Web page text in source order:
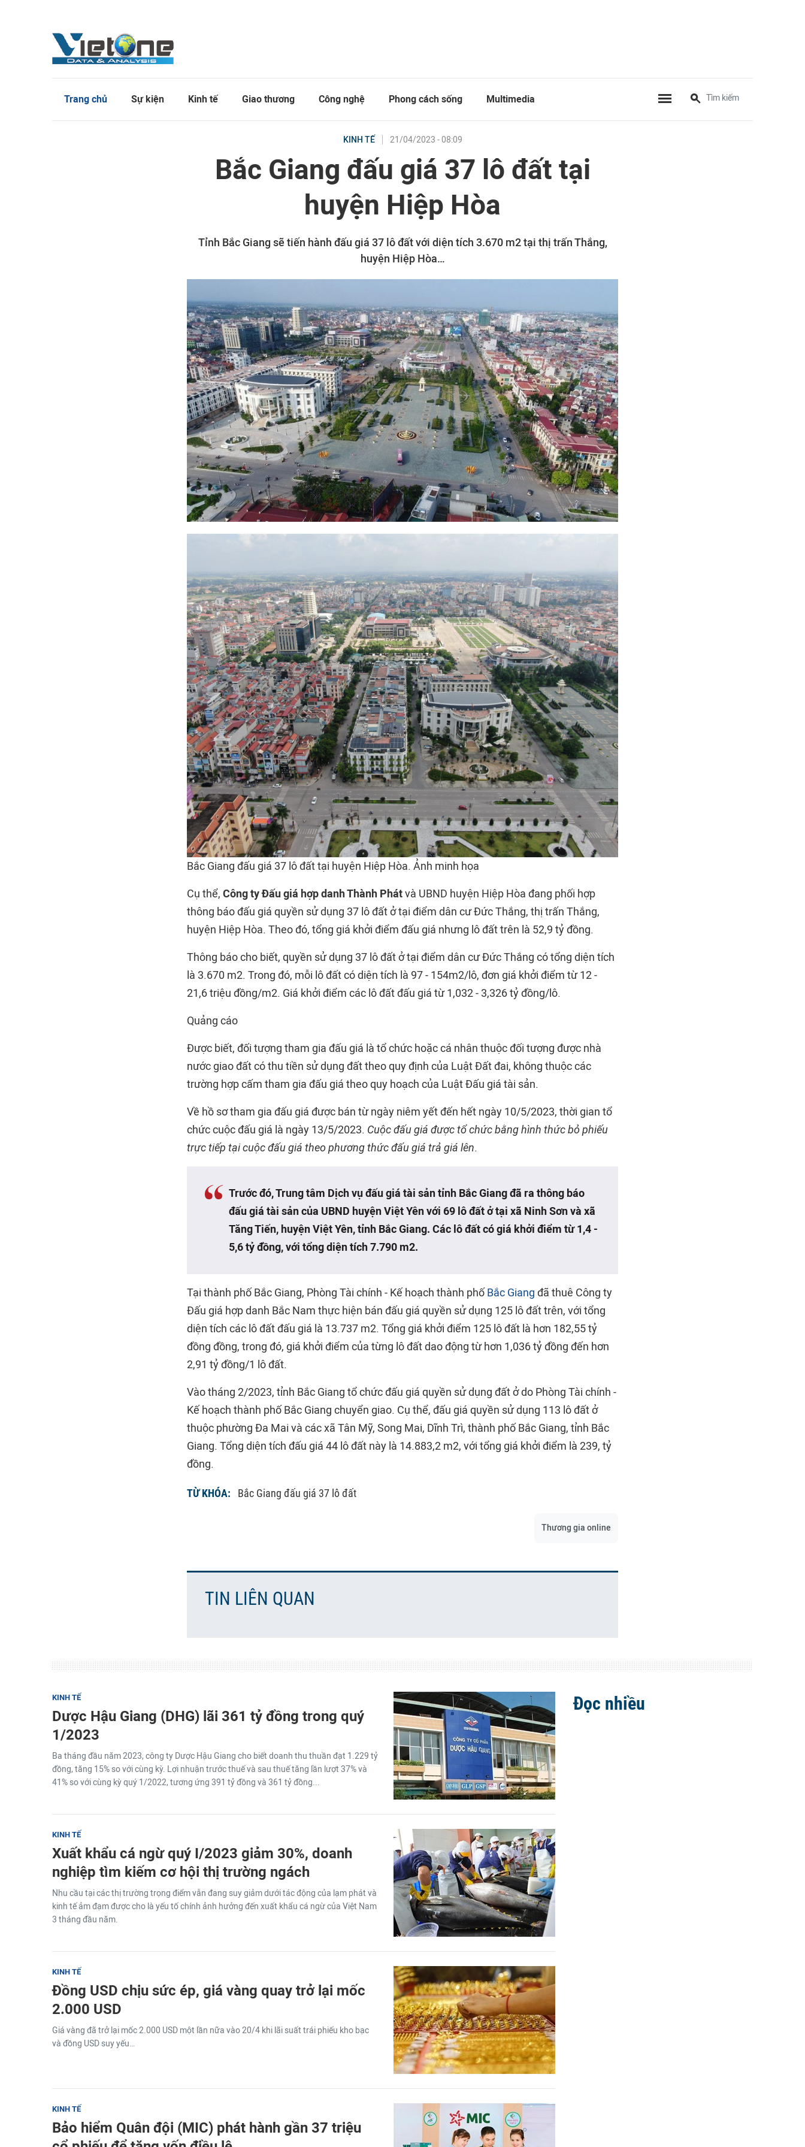
Trang chủ Sự kiện Kinh tế Giao thương Công nghệ Phong cách sống Multimedia
KINH TẾ 21/04/2023 - 08:09
Bắc Giang đấu giá 37 lô đất tại
huyện Hiệp Hòa
Tỉnh Bắc Giang sẽ tiến hành đấu giá 37 lô đất với diện tích 3.670 m2 tại thị trấn Thắng,
huyện Hiệp Hòa…
Bắc Giang đấu giá 37 lô đất tại huyện Hiệp Hòa. Ảnh minh họa
Cụ thể, Công ty Đấu giá hợp danh Thành Phátvà UBND huyện Hiệp Hòa đang phối hợp
thông báo đấu giá quyền sử dụng 37 lô đất ở tại điểm dân cư Đức Thắng, thị trấn Thắng,
huyện Hiệp Hòa. Theo đó, tổng giá khởi điểm đấu giá nhưng lô đất trên là 52,9 tỷ đồng.
Thông báo cho biết, quyền sử dụng 37 lô đất ở tại điểm dân cư Đức Thắng có tổng diện tích
là 3.670 m2. Trong đó, mỗi lô đất có diện tích là 97 - 154m2/lô, đơn giá khởi điểm từ 12 -
21,6 triệu đồng/m2. Giá khởi điểm các lô đất đấu giá từ 1,032 - 3,326 tỷ đồng/lô.
Quảng cáo
Được biết, đối tượng tham gia đấu giá là tổ chức hoặc cá nhân thuộc đối tượng được nhà
nước giao đất có thu tiền sử dụng đất theo quy định của Luật Đất đai, không thuộc các
trường hợp cấm tham gia đấu giá theo quy hoạch của Luật Đấu giá tài sản.
Về hồ sơ tham gia đấu giá được bán từ ngày niêm yết đến hết ngày 10/5/2023, thời gian tổ
chức cuộc đấu giá là ngày 13/5/2023. Cuộc đấu giá được tổ chức bằng hình thức bỏ phiếu
trực tiếp tại cuộc đấu giá theo phương thức đấu giá trả giá lên.
Trước đó, Trung tâm Dịch vụ đấu giá tài sản tỉnh Bắc Giang đã ra thông báo
đấu giá tài sản của UBND huyện Việt Yên với 69 lô đất ở tại xã Ninh Sơn và xã
Tăng Tiến, huyện Việt Yên, tỉnh Bắc Giang. Các lô đất có giá khởi điểm từ 1,4 -
5,6 tỷ đồng, với tổng diện tích 7.790 m2.
Tại thành phố Bắc Giang, Phòng Tài chính - Kế hoạch thành phố Bắc Giang đã thuê Công ty
Đấu giá hợp danh Bắc Nam thực hiện bán đấu giá quyền sử dụng 125 lô đất trên, với tổng
diện tích các lô đất đấu giá là 13.737 m2. Tổng giá khởi điểm 125 lô đất là hơn 182,55 tỷ
đồng đồng, trong đó, giá khởi điểm của từng lô đất dao động từ hơn 1,036 tỷ đồng đến hơn
2,91 tỷ đồng/1 lô đất.
Vào tháng 2/2023, tỉnh Bắc Giang tổ chức đấu giá quyền sử dụng đất ở do Phòng Tài chính -
Kế hoạch thành phố Bắc Giang chuyển giao. Cụ thể, đấu giá quyền sử dụng 113 lô đất ở
thuộc phường Đa Mai và các xã Tân Mỹ, Song Mai, Dĩnh Trì, thành phố Bắc Giang, tỉnh Bắc
Giang. Tổng diện tích đấu giá 44 lô đất này là 14.883,2 m2, với tổng giá khởi điểm là 239, tỷ
đồng.
TỪ KHÓA: Bắc Giang đấu giá 37 lô đất
Thương gia online
TIN LIÊN QUAN
KINH TẾ
Dược Hậu Giang (DHG) lãi 361 tỷ đồng trong quý
1/2023
Ba tháng đầu năm 2023, công ty Dược Hậu Giang cho biết doanh thu thuần đạt 1.229 tỷ
đồng, tăng 15% so với cùng kỳ. Lợi nhuận trước thuế và sau thuế tăng lần lượt 37% và
41% so với cùng kỳ quý 1/2022, tương ứng 391 tỷ đồng và 361 tỷ đồng...
KINH TẾ
Xuất khẩu cá ngừ quý I/2023 giảm 30%, doanh
nghiệp tìm kiếm cơ hội thị trường ngách
Nhu cầu tại các thị trường trọng điểm vẫn đang suy giảm dưới tác động của lạm phát và
kinh tế ảm đạm được cho là yếu tố chính ảnh hưởng đến xuất khẩu cá ngừ của Việt Nam
3 tháng đầu năm.
KINH TẾ
Đồng USD chịu sức ép, giá vàng quay trở lại mốc
2.000 USD
Giá vàng đã trở lại mốc 2.000 USD một lần nữa vào 20/4 khi lãi suất trái phiếu kho bạc
và đồng USD suy yếu…
KINH TẾ
Bảo hiểm Quân đội (MIC) phát hành gần 37 triệu
Đọc nhiều